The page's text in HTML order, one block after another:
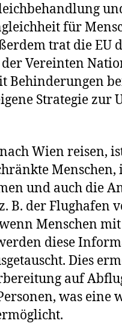
für
trat die EU
Vereinten
Behinderungen
Strategie zur
Wien reisen,
und auch die
B. der Flughafen
Menschen
diese
Dies
auf
was eine